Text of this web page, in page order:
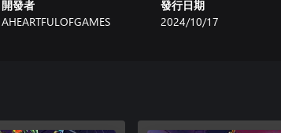
開發者
AHEARTFULOFGAMES
發行日期
2024/10/17